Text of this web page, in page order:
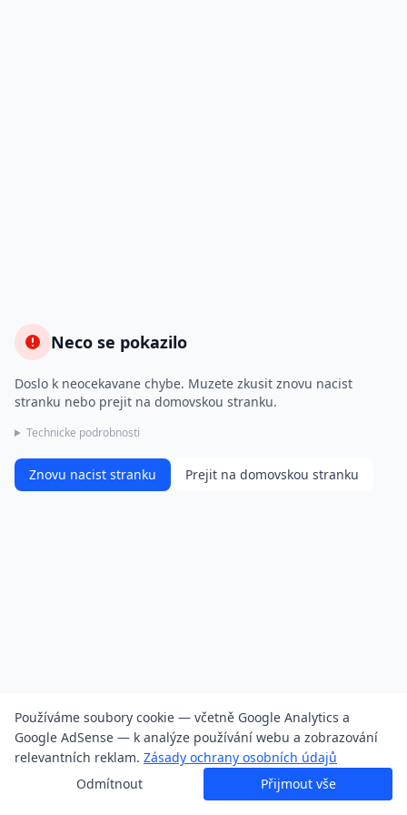
Neco se pokazilo
Doslo k neocekavane chybe. Muzete zkusit znovu nacist
stranku nebo prejit na domovskou stranku.
Technicke podrobnosti
Znovu nacist stranku Prejit na domovskou stranku
Používáme soubory cookie — včetně Google Analytics a
Google AdSense — k analýze používání webu a zobrazování
relevantních reklam. Zásady ochrany osobních údajů
Odmítnout
Přijmout vše